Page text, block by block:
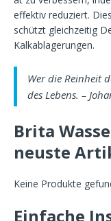
effektiv reduziert.
schützt gleichzeitig
Kalkablagerungen.
Wer die Reinheit
des Lebens. –
Brita
neuste
Keine Produkte
Einfache